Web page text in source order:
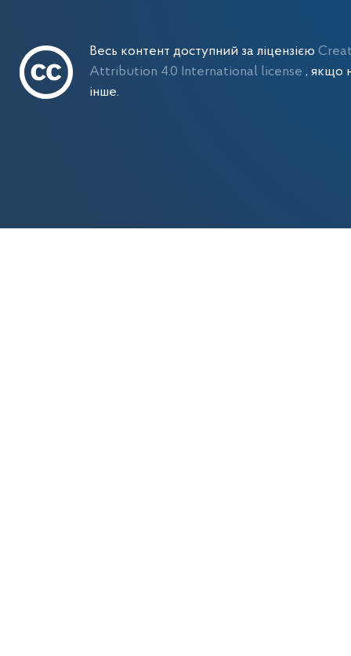
Весь контент доступний за ліцензією
Attribution 4.0 International license, якщо
інше.